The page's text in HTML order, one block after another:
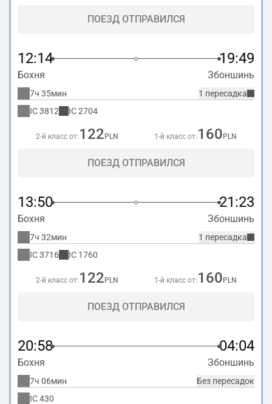
ПОЕЗД ОТПРАВИЛСЯ
12:14 19:49
Бохня Збоншинь
1 пересадка
7ч 35мин
IC3812 IC2704
2-й класс от: 122 PLN 1-й класс от: 160 PLN
ПОЕЗД ОТПРАВИЛСЯ
13:50 21:23
Бохня Збоншинь
1 пересадка
7ч 32мин
IC3716 IC 1760
2-й класс от: 122 PLN 1-й класс от: 160 PLN
ПОЕЗД ОТПРАВИЛСЯ
20:58 04:04
Бохня Збоншинь
Без пересадок
7ч 06мин
IC430